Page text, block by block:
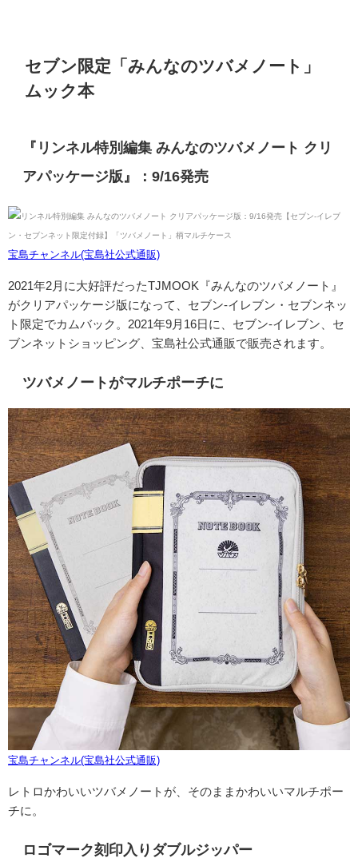
セブン限定「みんなのツバメノート」
ムック本
『リンネル特別編集 みんなのツバメノート クリ
アパッケージ版』：9/16発売
宝島チャンネル(宝島社公式通販)
2021年2月に大好評だったTJMOOK『みんなのツバメノート』
がクリアパッケージ版になって、セブン-イレブン・セブンネッ
ト限定でカムバック。2021年9月16日に、セブン-イレブン、セ
ブンネットショッピング、宝島社公式通販で販売されます。
ツバメノートがマルチポーチに
宝島チャンネル(宝島社公式通販)
レトロかわいいツバメノートが、そのままかわいいマルチポー
チに。
ロゴマーク刻印入りダブルジッパー